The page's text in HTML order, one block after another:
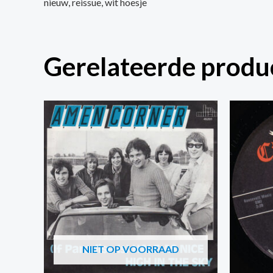
Gerelateerde
NIET OP VOORRAAD